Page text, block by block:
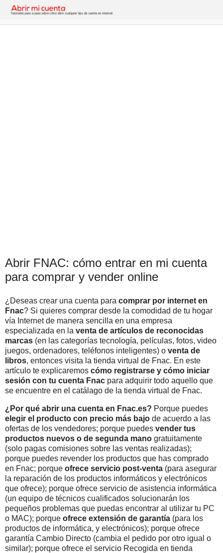
Abrir FNAC: cómo entrar en mi cuenta
para comprar y vender online
¿Deseas crear una cuenta para comprar por internet en
Fnac? Si quieres comprar desde la comodidad de tu hogar
vía Internet de manera sencilla en una empresa
especializada en la venta de artículos de reconocidas
marcas (en las categorías tecnología, películas, fotos, video
juegos, ordenadores, teléfonos inteligentes) o venta de
libros, entonces visita la tienda virtual de Fnac. En este
artículo te explicaremos cómo registrarse y cómo iniciar
sesión con tu cuenta Fnac para adquirir todo aquello que
se encuentre en el catálago de la tienda virtual de Fnac.
¿Por qué abrir una cuenta en Fnac.es? Porque puedes
elegir el producto con precio más bajo de acuerdo a las
ofertas de los vendedores; porque puedes vender tus
productos nuevos o de segunda mano gratuitamente
(solo pagas comisiones sobre las ventas realizadas);
porque puedes revender los productos que has comprado
en Fnac; porque ofrece servicio post-venta (para asegurar
la reparación de los productos informáticos y electrónicos
que ofrece); porque ofrece servicio de asistencia informática
(un equipo de técnicos cualificados solucionarán los
pequeños problemas que puedas encontrar al utilizar tu PC
o MAC); porque ofrece extensión de garantía (para los
productos de informática, y electrónicos); porque ofrece
garantía Cambio Directo (cambia el pedido por otro igual o
similar); porque ofrece el servicio Recogida en tienda